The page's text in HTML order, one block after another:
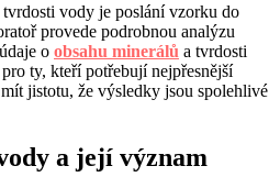
vody je poslání vzorku do
provede podrobnou analýzu
o obsahu minerálů a tvrdosti
ty, kteří potřebují nejpřesnější
jistotu, že výsledky jsou spolehlivé
a její význam